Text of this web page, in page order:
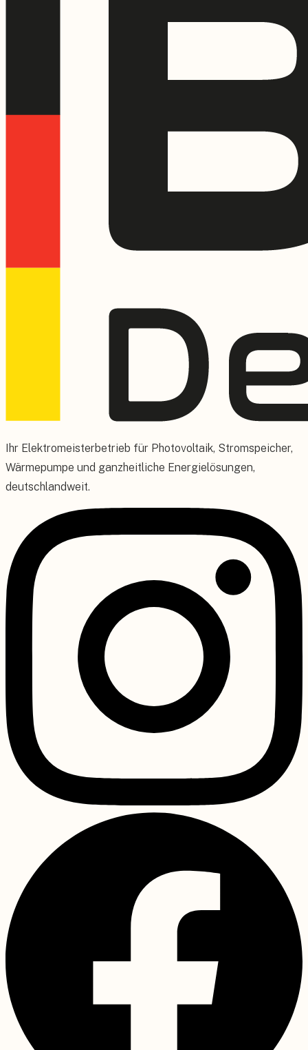
Ihr Elektromeisterbetrieb für Photovoltaik, Stromspeicher,
Wärmepumpe und ganzheitliche Energielösungen,
deutschlandweit.